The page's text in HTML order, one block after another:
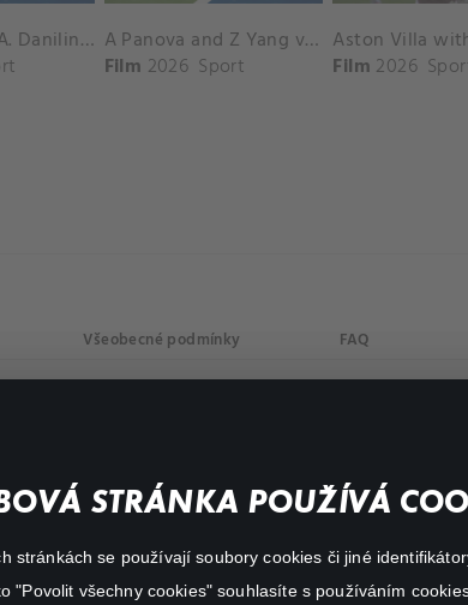
STRÁNKA POUŽÍVÁ
stránkách se používají soubory cookies či jiné
"Povolit všechny cookies" souhlasíte s používáním
A. Krunic and A. Danilina vs. P. Hon and K. Muchova Match Highlights - BEIJING_Capital Group Diamond ( October 02, 2025)
A Panova and Z Yang vs D Schuurs and E Perez Match Highlights - MADRID_Court 8 ( April 24, 2026)
Film 2026 Sport
Film 2026
Všeobecné podmínky FAQ